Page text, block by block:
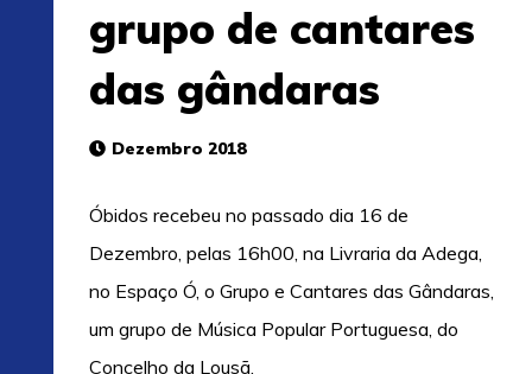
grupo de cantares
das gândaras
Dezembro 2018
Óbidos recebeu no passado dia 16 de
Dezembro, pelas 16h00, na Livraria da Adega,
no Espaço Ó, o Grupo e Cantares das Gândaras,
um grupo de Música Popular Portuguesa, do
Concelho da Lousã.